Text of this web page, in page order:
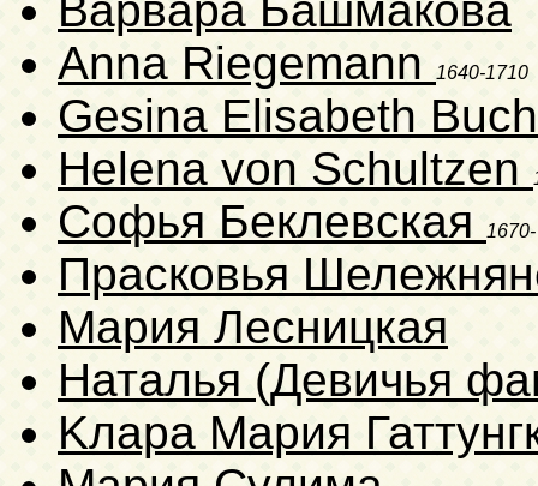
Anna Riegemann
1640-1710
Gesina Elisabeth
Helena von Schultzen
Софья Беклевская 1670-
Прасковья
Мария Лесницкая
Наталья (Девичья
Kлара Мapия